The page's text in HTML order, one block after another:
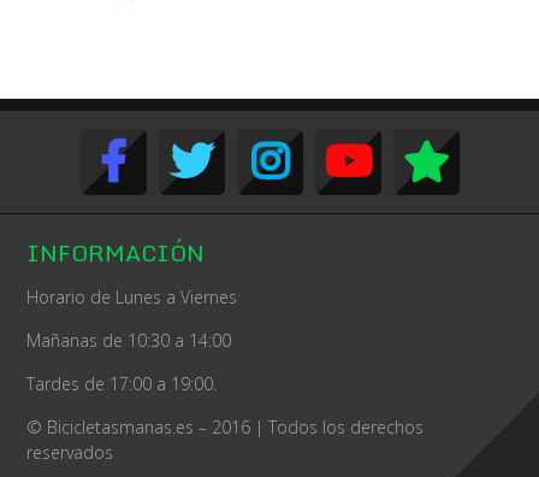
INFORMACIÓN
Horario de Lunes a Viernes
Mañanas de 10:30 a 14:00
Tardes de 17:00 a 19:00.
© Bicicletasmanas.es – 2016 | Todos los derechos
reservados